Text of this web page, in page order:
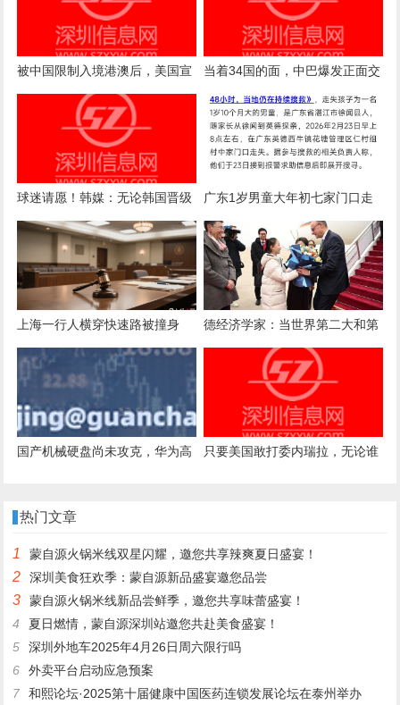
被中国限制入境港澳后，美国宣
布退出，不派官员参加澳门会
当着34国的面，中巴爆发正面交
锋！美国的底牌这下全露了
球迷请愿！韩媒：无论韩国晋级
与否 洪明甫都难逃“下课”
广东1岁男童大年初七家门口走
失，噩耗传来！当地：在报警人
家附近鱼塘发现该儿童，已无生
命体征，相关工作正在进行中
上海一行人横穿快速路被撞身
亡，家属索赔150万，法院判决
司机等无责
德经济学家：当世界第二大和第
三大经济体加强合作，将为世界
带来什么？
国产机械硬盘尚未攻克，华为高
只要美国敢打委内瑞拉，无论谁
热门文章
1 蒙自源火锅米线双星闪耀，邀您共享辣爽夏日盛宴！
2 深圳美食狂欢季：蒙自源新品盛宴邀您品尝
3
蒙自源火锅米线新品尝鲜季，邀您共享味蕾盛宴！
4
夏日燃情，蒙自源深圳站邀您共赴美食盛宴！
5
深圳外地车2025年4月26日周六限行吗
6
外卖平台启动应急预案
7
和熙论坛·2025第十届健康中国医药连锁发展论坛在泰州举办